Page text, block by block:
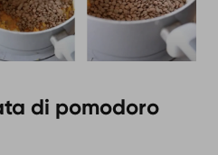
di pomodoro